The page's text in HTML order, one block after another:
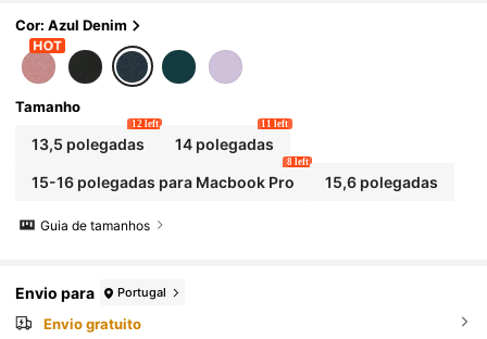
Cor: Azul Denim
Tamanho
13,5 polegadas
12 left
14 polegadas
11 left
15-16 polegadas para Macbook Pro
8 left
15,6 polegadas
Guia de tamanhos
Envio para Portugal
Envio gratuito